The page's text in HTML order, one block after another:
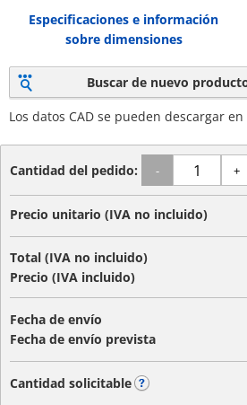
Especificaciones e información
sobre dimensiones
Buscar de nuevo
Los datos CAD se pueden descargar en
Cantidad del pedido: - +
Precio unitario (IVA no incluido)
Total (IVA no incluido)
Precio (IVA incluido)
Fecha de envío
Fecha de envío prevista
Cantidad solicitable